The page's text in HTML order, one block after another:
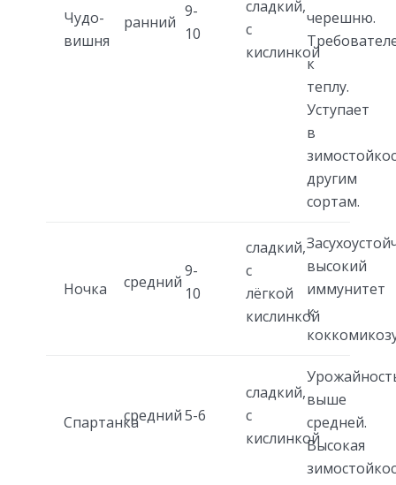
Чудо-
вишня
ранний
9-
10
сладкий,
с
кислинкой
черешню.
к
теплу.
Уступает
в
другим
сортам.
Ночка средний
9-
10
сладкий,
с
лёгкой
кислинкой
высокий
иммунитет
к
Спартанкасредний5-6
сладкий,
с
кислинкой
выше
средней.
Высокая